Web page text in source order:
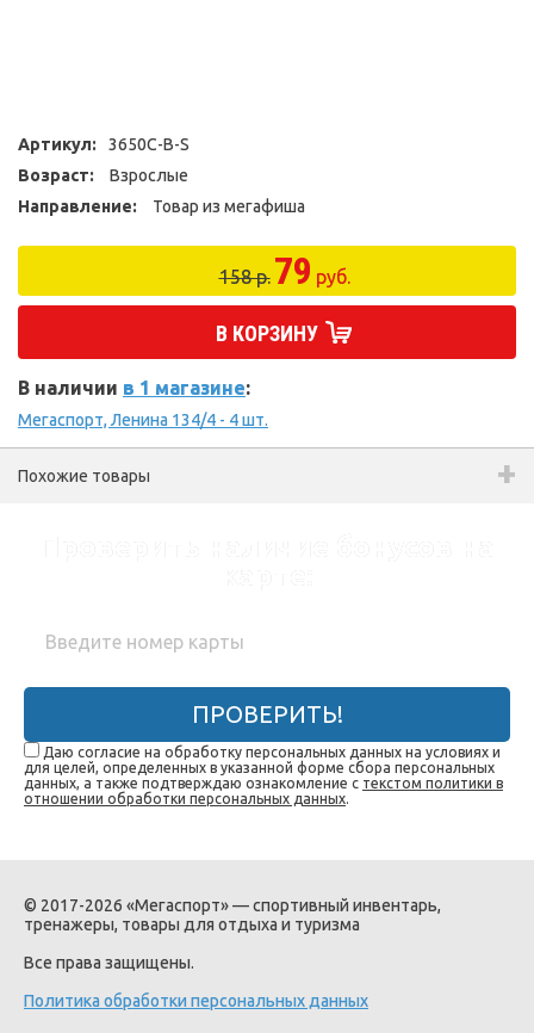
Артикул:
3650C-B-S
Возраст:
Взрослые
Направление:
Товар из мегафиша
158 р. 79 руб.
В КОРЗИНУ
В наличии в 1 магазине:
Мегаспорт, Ленина 134/4 - 4 шт.
Похожие товары
ПРОВЕРИТЬ!
Даю согласие на обработку персональных данных на условиях и
для целей, определенных в указанной форме сбора персональных
данных, а также подтверждаю ознакомление с текстом политики в
отношении обработки персональных данных.
© 2017-2026 «Мегаспорт» — спортивный инвентарь,
тренажеры, товары для отдыха и туризма
Все права защищены.
Политика обработки персональных данных